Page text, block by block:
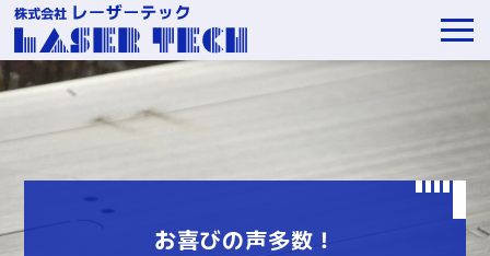
お喜びの声多数！